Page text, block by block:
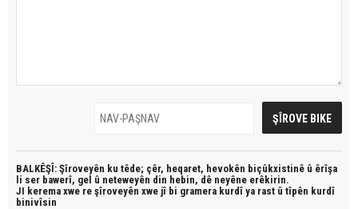
BALKÊŞÎ: Şîroveyên ku têde; çêr, heqaret, hevokên biçûkxistinê û êrîşa
li ser bawerî, gel û neteweyên din hebin, dê neyêne erêkirin.
JI kerema xwe re şîroveyên xwe jî bi gramera kurdî ya rast û tîpên kurdî
binivîsin